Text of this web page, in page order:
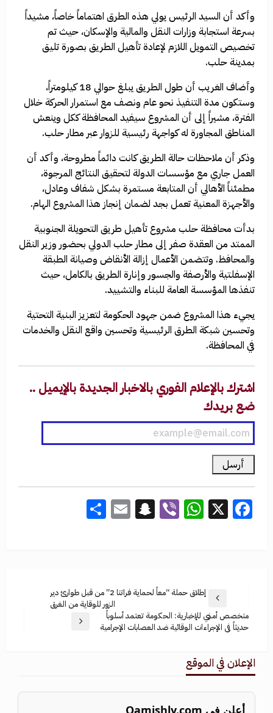
وأكد أن السيد الرئيس يولي هذه الطرق اهتماماً خاصاً، مشيداً
بسرعة استجابة وزارات النقل والمالية والإسكان، حيث تم
تخصيص التمويل اللازم لإعادة تأهيل الطريق بصورة تليق
بمدينة حلب.
وأضاف الغريب أن طول الطريق يبلغ حوالي 18 كيلومتراً،
وستكون مدة التنفيذ نحو عام ونصف مع استمرار الحركة خلال
الفترة، مشيراً إلى أن المشروع سيفيد المحافظة ككل وينعش
المناطق المجاورة له كواجهة رئيسية للزوار عبر مطار حلب.
وذكر أن ملاحظات حالة الطريق كانت دائماً مطروحة، وأكد أن
العمل جاري مع مؤسسات الدولة لتحقيق النتائج المرجوة،
مطمئناً الأهالي أن المتابعة مستمرة بشكل شفاف وعادل،
والأجهزة المعنية تعمل بجد لضمان إنجاز هذا المشروع الهام.
بدأت محافظة حلب مشروع تأهيل طريق التحويلة الجنوبية
الممتد من العقدة صفر إلى مطار حلب الدولي بحضور وزير النقل
والمحافظ. وتتضمن الأعمال إزالة الأنقاض وصيانة الطبقة
الإسفلتية والأرصفة والجسور وإنارة الطريق بالكامل، حيث
تنفذها المؤسسة العامة للبناء والتشييد.
يجيء هذا المشروع ضمن جهود الحكومة لتعزيز البنية التحتية
وتحسين شبكة الطرق الرئيسية وتحسين واقع النقل والخدمات
في المحافظة.
اشترك بالإعلام الفوري بالاخبار الجديدة بالإيميل ..
ضع بريدك
Facebook
X
WhatsApp
Viber
Snapchat
Email
إطلاق حملة “معاً لحماية فراتنا 2” من قبل طوارئ دير
الزور للوقاية من الغرق
متخصص أمني للإخبارية: الحكومة تعتمد أسلوباً
حديثاً في الإجراءات الوقائية ضد العصابات الإجرامية
الإعلان في الموقع